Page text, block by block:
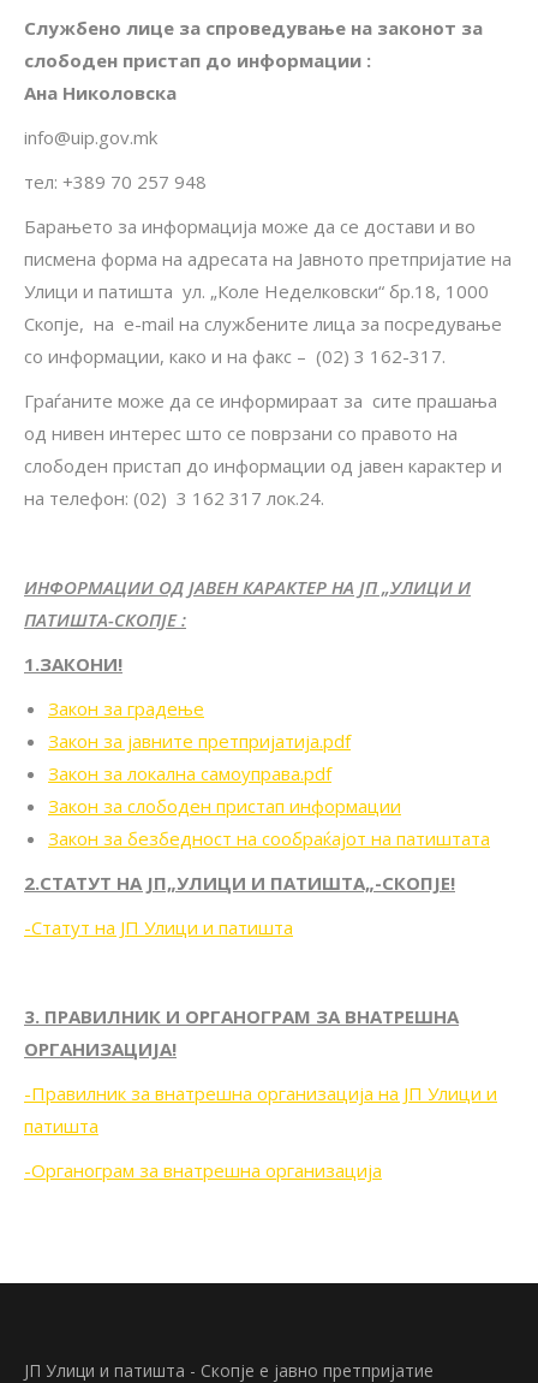
Службено лице за спроведување на законот за
слободен пристап до информации :
Ана Николовска
info@uip.gov.mk
тел: +389 70 257 948
Барањето за информација може да се достави и во
писмена форма на адресата на Јавното претпријатие на
Улици и патишта ул. „Коле Неделковски“ бр.18, 1000
Скопје, на e-mail на службените лица за посредување
со информации, како и на факс – (02) 3 162-317.
Граѓаните може да се информираат за сите прашања
од нивен интерес што се поврзани со правото на
слободен пристап до информации од јавен карактер и
на телефон: (02) 3 162 317 лок.24.
ИНФОРМАЦИИ ОД ЈАВЕН КАРАКТЕР НА ЈП „УЛИЦИ И
ПАТИШТА-СКОПЈЕ :
1.ЗАКОНИ!
Закон за градење
Закон за јавните претпријатија.pdf
Закон за локална самоуправа.pdf
Закон за слободен пристап информации
Закон за безбедност на сообраќајот на патиштата
2.СТАТУТ НА ЈП„УЛИЦИ И ПАТИШТА„-СКОПЈЕ!
-Статут на ЈП Улици и патишта
3. ПРАВИЛНИК И ОРГАНОГРАМ ЗА ВНАТРЕШНА
ОРГАНИЗАЦИЈА!
-Правилник за внатрешна организација на ЈП Улици и
патишта
-Органограм за внатрешна организација
ЈП Улици и патишта - Скопје е јавно претпријатие